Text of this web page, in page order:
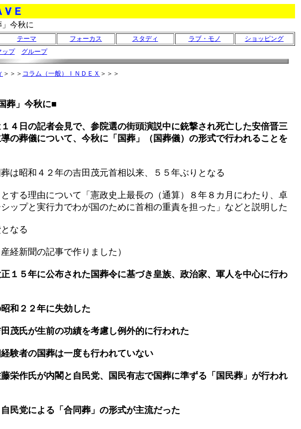
今秋に
テーマ フォーカス スタディ ラブ・モノ
ショッピング
ップ グループ
＞＞＞ コラム（一般）ＩＮＤＥＸ ＞＞＞
葬」今秋に■
４日の記者会見で、参院選の街頭演説中に銃撃され死亡した安倍晋三
の葬儀について、今秋に「国葬」（国葬儀）の形式で行われることを
は昭和４２年の吉田茂元首相以来、５５年ぶりとなる
する理由について「憲政史上最長の（通算）８年８カ月にわたり、卓
ップと実行力でわが国のために首相の重責を担った」などと説明した
なる
経新聞の記事で作りました）
１５年に公布された国葬令に基づき皇族、政治家、軍人を中心に行わ
和２２年に失効した
茂氏が生前の功績を考慮し例外的に行われた
験者の国葬は一度も行われていない
栄作氏が内閣と自民党、国民有志で国葬に準ずる「国民葬」が行われ
民党による「合同葬」の形式が主流だった